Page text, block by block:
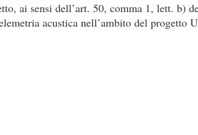
ai sensi dell’art. 50, comma 1, lett. b)
acustica nell’ambito del progetto